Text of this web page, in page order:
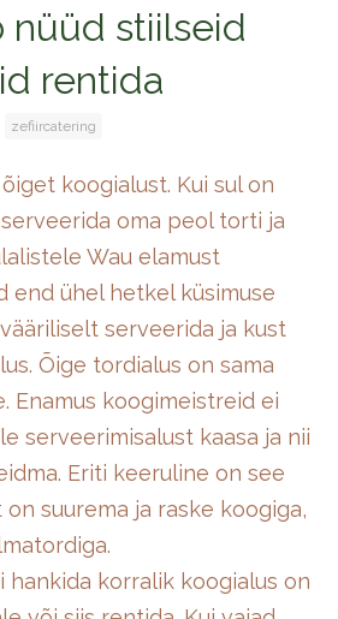
nüüd stiilseid
rentida
zefiircatering
koogialust. Kui sul on
oma peol torti ja
Wau elamust
end ühel hetkel küsimuse
serveerida ja kust
Õige tordialus on sama
Enamus koogimeistreid ei
serveerimisalust kaasa ja nii
Eriti keeruline on see
suurema ja raske koogiga,
hankida korralik koogialus on